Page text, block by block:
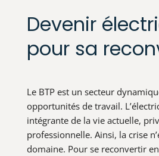
Devenir
pour sa
Le BTP est un secteur
opportunités de travail.
intégrante de la vie actuelle,
professionnelle. Ainsi, la crise
domaine. Pour se reconvertir